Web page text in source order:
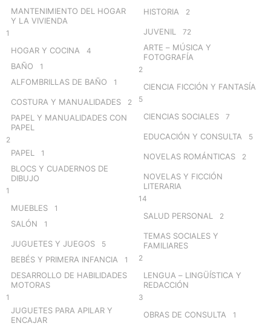
MANTENIMIENTO DEL HOGAR
Y LA VIVIENDA
1
HOGAR Y COCINA 4
BAÑO 1
ALFOMBRILLAS DE BAÑO 1
COSTURA Y MANUALIDADES 2
PAPEL Y MANUALIDADES CON
PAPEL
2
PAPEL 1
BLOCS Y CUADERNOS DE
DIBUJO
1
MUEBLES 1
SALÓN 1
JUGUETES Y JUEGOS 5
BEBÉS Y PRIMERA INFANCIA 1
DESARROLLO DE HABILIDADES
MOTORAS
1
JUGUETES PARA APILAR Y
ENCAJAR
HISTORIA 2
JUVENIL 72
ARTE – MÚSICA Y
FOTOGRAFÍA
2
CIENCIA FICCIÓN Y FANTASÍA
5
CIENCIAS SOCIALES 7
EDUCACIÓN Y CONSULTA 5
NOVELAS ROMÁNTICAS 2
NOVELAS Y FICCIÓN
LITERARIA
14
SALUD PERSONAL 2
TEMAS SOCIALES Y
FAMILIARES
2
LENGUA – LINGÜÍSTICA Y
REDACCIÓN
3
OBRAS DE CONSULTA 1